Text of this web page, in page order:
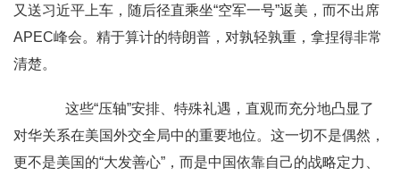
又送习近平上车，随后径直乘坐“空军一号”返美，而不出席
APEC峰会。精于算计的特朗普，对孰轻孰重，拿捏得非常
清楚。
这些“压轴”安排、特殊礼遇，直观而充分地凸显了
对华关系在美国外交全局中的重要地位。这一切不是偶然，
更不是美国的“大发善心”，而是中国依靠自己的战略定力、